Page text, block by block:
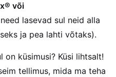
või
lasevad sul neid alla
ja pea lahti võtaks).
on küsimusi? Küsi lihtsalt!
tellimus, mida ma teha